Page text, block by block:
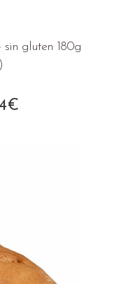
sin gluten 180g
€